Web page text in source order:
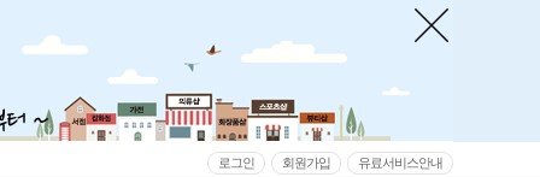
로그인 회원가입 유료서비스안내